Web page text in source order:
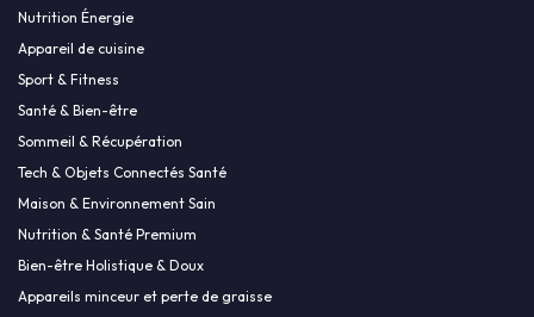
Nutrition Énergie
Appareil de cuisine
Sport & Fitness
Santé & Bien-être
Sommeil & Récupération
Tech & Objets Connectés Santé
Maison & Environnement Sain
Nutrition & Santé Premium
Bien-être Holistique & Doux
Appareils minceur et perte de graisse